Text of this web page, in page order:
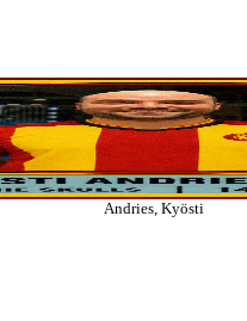
Andries, Kyösti